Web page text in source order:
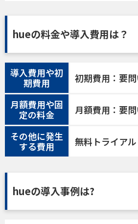
hueの料金や導入費用は？
導入費用や初
期費用
初期費用：要
月額費用や固
定の料金
月額費用：要
その他に発生
する費用
無料トライア
hueの導入事例は?